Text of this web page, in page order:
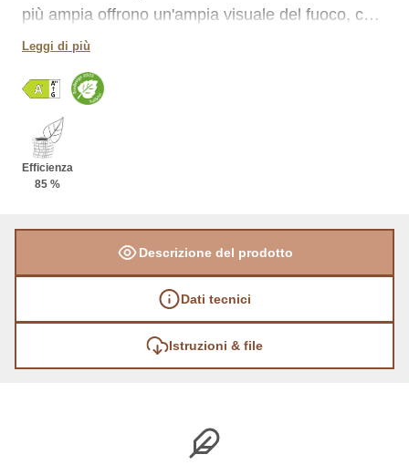
più ampia offrono un'ampia visuale del fuoco, che
consente anche una combustione più versatile
Leggi di più
Efficienza
85 %
Descrizione del prodotto
Dati tecnici
Istruzioni & file